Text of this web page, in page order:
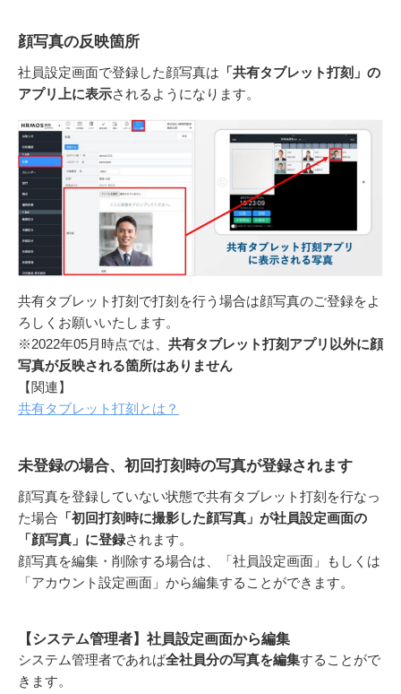
顔写真の反映箇所
社員設定画面で登録した顔写真は 「共有タブレット打刻」の
アプリ上に表示されるようになります。
共有タブレット打刻で打刻を行う場合は顔写真のご登録をよ
ろしくお願いいたします。
※2022年05月時点では、 共有タブレット打刻アプリ以外に顔
写真が反映される箇所はありません
【関連】
共有タブレット打刻とは？
未登録の場合、初回打刻時の写真が登録されます
顔写真を登録していない状態で共有タブレット打刻を行なっ
た場合 「初回打刻時に撮影した顔写真」が社員設定画面の
「顔写真」に登録されます。
顔写真を編集・削除する場合は、「社員設定画面」もしくは
「アカウント設定画面」から編集することができます。
【システム管理者】社員設定画面から編集
システム管理者であれば全社員分の写真を編集することがで
きます。